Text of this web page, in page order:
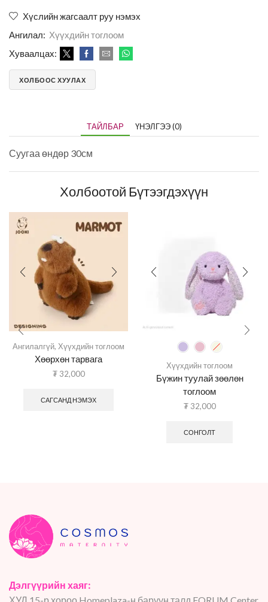
Хүслийн жагсаалт руу нэмэх
Ангилал: Хүүхдийн тоглоом
Хуваалцах:
ХОЛБООС ХУУЛАХ
ТАЙЛБАР ҮНЭЛГЭЭ (0)
Суугаа өндөр 30см
Холбоотой Бүтээгдэхүүн
Ангилалгүй, Хүүхдийн тоглоом
Хөөрхөн тарвага
₮32,000
САГСАНД НЭМЭХ
Хүүхдийн тоглоом
Бүжин туулай зөөлөн
тоглоом
₮32,000
СОНГОЛТ
Дэлгүүрийн хаяг: